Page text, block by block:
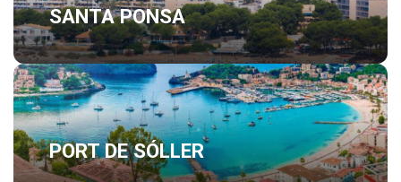
SANTA PONSA
PORT DE SÓLLER